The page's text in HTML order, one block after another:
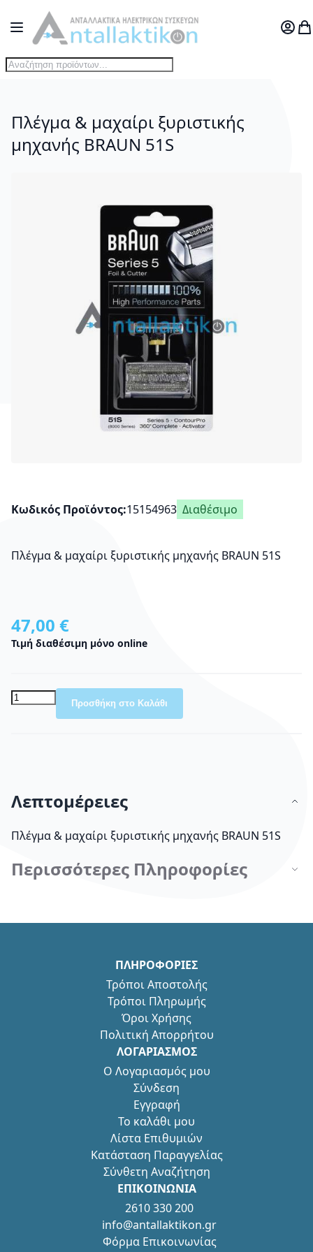
Μετάβαση στο περιεχόμενο
Toggle Nav
Ο
Πλέγμα & μαχαίρι ξυριστικής
μηχανής BRAUN 51S
Κωδικός Προϊόντος 15154963 Διαθέσιμο
Πλέγμα & μαχαίρι ξυριστικής μηχανής BRAUN 51S
47,00 €
Τιμή διαθέσιμη μόνο online
Προσθήκη στο Καλάθι
Λεπτομέρειες
Πλέγμα & μαχαίρι ξυριστικής μηχανής BRAUN 51S
Περισσότερες Πληροφορίες
ΠΛΗΡΟΦΟΡΙΕΣ
Τρόποι Αποστολής
Τρόποι Πληρωμής
Όροι Χρήσης
Πολιτική Απορρήτου
ΛΟΓΑΡΙΑΣΜΟΣ
Ο Λογαριασμός μου
Σύνδεση
Εγγραφή
Το καλάθι μου
Λίστα Επιθυμιών
Κατάσταση Παραγγελίας
Σύνθετη Αναζήτηση
ΕΠΙΚΟΙΝΩΝΙΑ
2610 330 200
info@antallaktikon.gr
Φόρμα Επικοινωνίας